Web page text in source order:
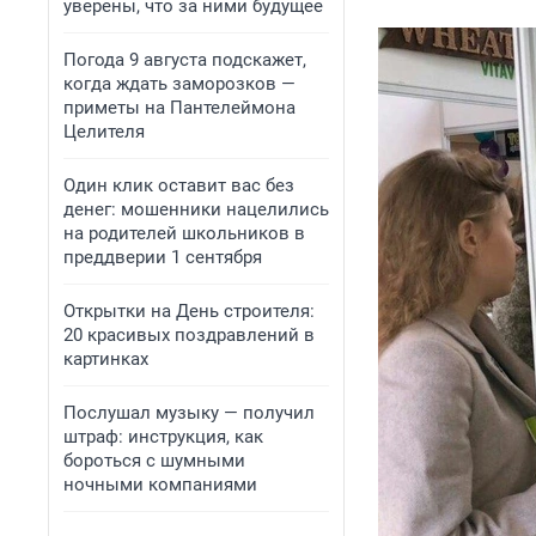
уверены, что за ними будущее
Погода 9 августа подскажет,
когда ждать заморозков —
приметы на Пантелеймона
Целителя
Один клик оставит вас без
денег: мошенники нацелились
на родителей школьников в
преддверии 1 сентября
Открытки на День строителя:
20 красивых поздравлений в
картинках
Послушал музыку — получил
штраф: инструкция, как
бороться с шумными
ночными компаниями